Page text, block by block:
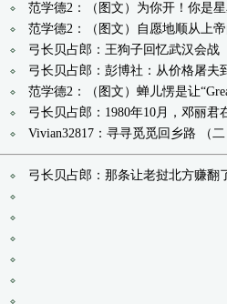
范学德2：（图文）为你开！你是
范学德2：（图文）自愿地顺从上
弓长贝占郎：王狗子回忆武汉会战
弓长贝占郎：彭博社：从价格屠夫
范学德2：（图文）蝉儿愣是让
弓长贝占郎：1980年10月，邓丽君
Vivian32817：寻寻觅觅回乡路 （二
弓长贝占郎：那条让老挝北方赚翻